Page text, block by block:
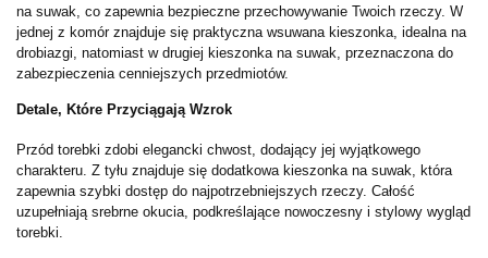
na suwak, co zapewnia bezpieczne przechowywanie Twoich rzeczy. W
jednej z komór znajduje się praktyczna wsuwana kieszonka, idealna na
drobiazgi, natomiast w drugiej kieszonka na suwak, przeznaczona do
zabezpieczenia cenniejszych przedmiotów.
Detale, Które Przyciągają Wzrok
Przód torebki zdobi elegancki chwost, dodający jej wyjątkowego
charakteru. Z tyłu znajduje się dodatkowa kieszonka na suwak, która
zapewnia szybki dostęp do najpotrzebniejszych rzeczy. Całość
uzupełniają srebrne okucia, podkreślające nowoczesny i stylowy wygląd
torebki.